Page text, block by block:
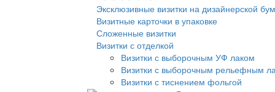
Эксклюзивные визитки на дизайнерской
Визитные карточки в упаковке
Сложенные визитки
Визитки с отделкой
Визитки с выборочным УФ лаком
Визитки с выборочным рельефным
Визитки с тиснением фольгой